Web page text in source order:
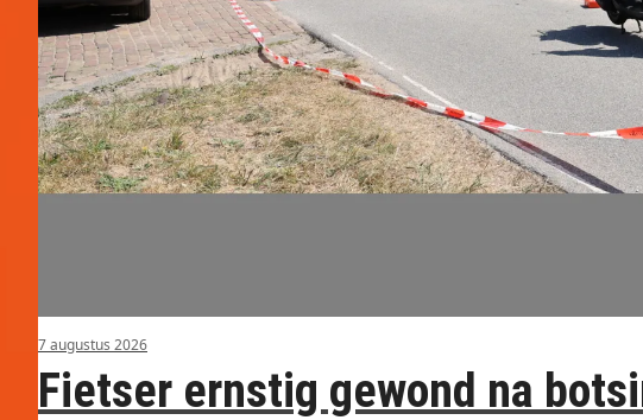
7 augustus 2026
Fietser ernstig gewond na